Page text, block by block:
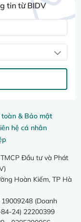
toàn & Bảo mật
hệ cá nhân
Đầu tư và Phát
Hoàn Kiếm, TP Hà
(Doanh
24) 22200399
tin từ BIDV